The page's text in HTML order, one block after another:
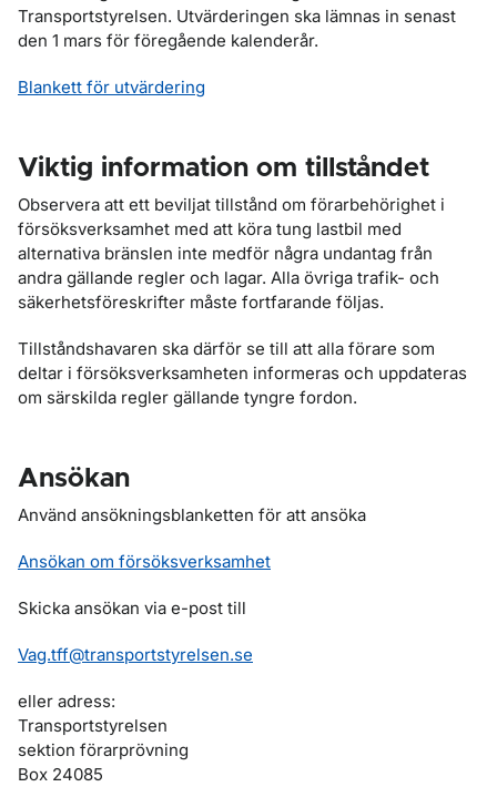
Transportstyrelsen. Utvärderingen ska lämnas in senast
den 1 mars för föregående kalenderår.
Blankett för utvärdering
Viktig information om tillståndet
Observera att ett beviljat tillstånd om förarbehörighet i
försöksverksamhet med att köra tung lastbil med
alternativa bränslen inte medför några undantag från
andra gällande regler och lagar. Alla övriga trafik- och
säkerhetsföreskrifter måste fortfarande följas.
Tillståndshavaren ska därför se till att alla förare som
deltar i försöksverksamheten informeras och uppdateras
om särskilda regler gällande tyngre fordon.
Ansökan
Använd ansökningsblanketten för att ansöka
Ansökan om försöksverksamhet
Skicka ansökan via e-post till
Vag.tff@transportstyrelsen.se
eller adress:
Transportstyrelsen
sektion förarprövning
Box 24085